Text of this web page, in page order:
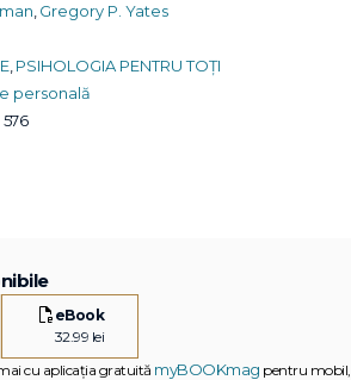
Gregory P. Yates
, PSIHOLOGIA PENTRU TOȚI
personală
576
eBook
32.99 lei
cu aplicația gratuită myBOOKmag pentru mobil,